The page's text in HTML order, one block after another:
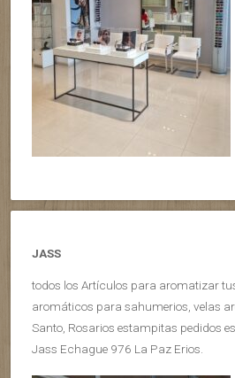
JASS
todos los Artículos para aromatizar
aromáticos para sahumerios, velas
Santo, Rosarios estampitas pedidos
Jass Echague 976 La Paz Erios.